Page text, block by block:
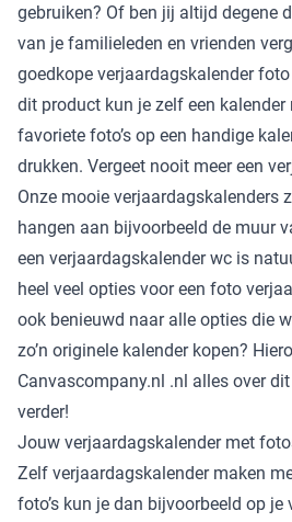
gebruiken? Of ben jij altijd degene
van je familieleden en vrienden
goedkope verjaardagskalender
dit product kun je zelf een kalender
favoriete foto’s op een handige
drukken. Vergeet nooit meer een
Onze mooie verjaardagskalenders
hangen aan bijvoorbeeld de muur
een verjaardagskalender wc is
heel veel opties voor een foto
ook benieuwd naar alle opties die
zo’n originele kalender kopen?
Canvascompany.nl .nl alles over
verder!
Jouw verjaardagskalender met
Zelf verjaardagskalender maken
foto’s kun je dan bijvoorbeeld op